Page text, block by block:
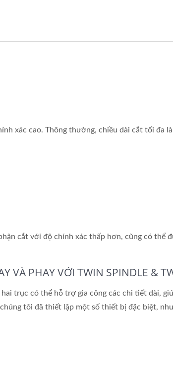
xác cao. Thông thường, chiều dài cắt tối đa
cắt với độ chính xác thấp hơn, cũng có thể
VÀ PHAY VỚI TWIN SPINDLE &
trục có thể hỗ trợ gia công các chi tiết dài,
tôi đã thiết lập một số thiết bị đặc biệt,